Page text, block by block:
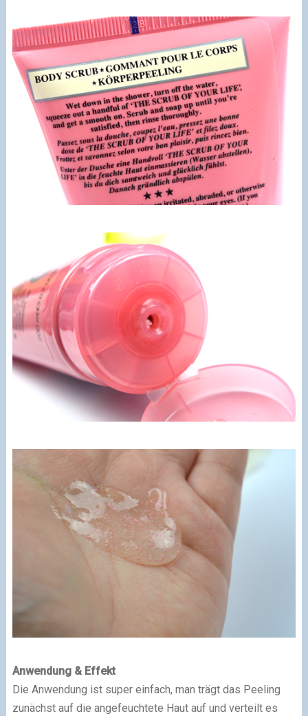
Anwendung & Effekt
Die Anwendung ist super einfach, man trägt das Peeling
zunächst auf die angefeuchtete Haut auf und verteilt es